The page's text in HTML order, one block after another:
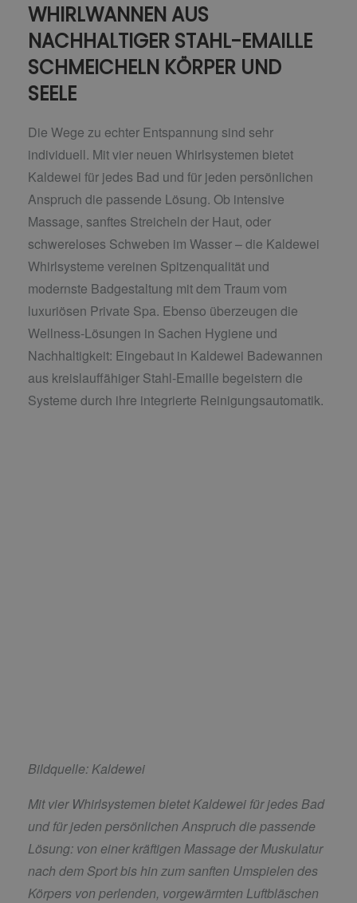
WHIRLWANNEN AUS
NACHHALTIGER STAHL-EMAILLE
SCHMEICHELN KÖRPER UND
SEELE
Die Wege zu echter Entspannung sind sehr
individuell. Mit vier neuen Whirlsystemen bietet
Kaldewei für jedes Bad und für jeden persönlichen
Anspruch die passende Lösung. Ob intensive
Massage, sanftes Streicheln der Haut, oder
schwereloses Schweben im Wasser – die Kaldewei
Whirlsysteme vereinen Spitzenqualität und
modernste Badgestaltung mit dem Traum vom
luxuriösen Private Spa. Ebenso überzeugen die
Wellness-Lösungen in Sachen Hygiene und
Nachhaltigkeit: Eingebaut in Kaldewei Badewannen
aus kreislauffähiger Stahl-Emaille begeistern die
Systeme durch ihre integrierte Reinigungsautomatik.
Bildquelle: Kaldewei
Mit vier Whirlsystemen bietet Kaldewei für jedes Bad
und für jeden persönlichen Anspruch die passende
Lösung: von einer kräftigen Massage der Muskulatur
nach dem Sport bis hin zum sanften Umspielen des
Körpers von perlenden, vorgewärmten Luftbläschen